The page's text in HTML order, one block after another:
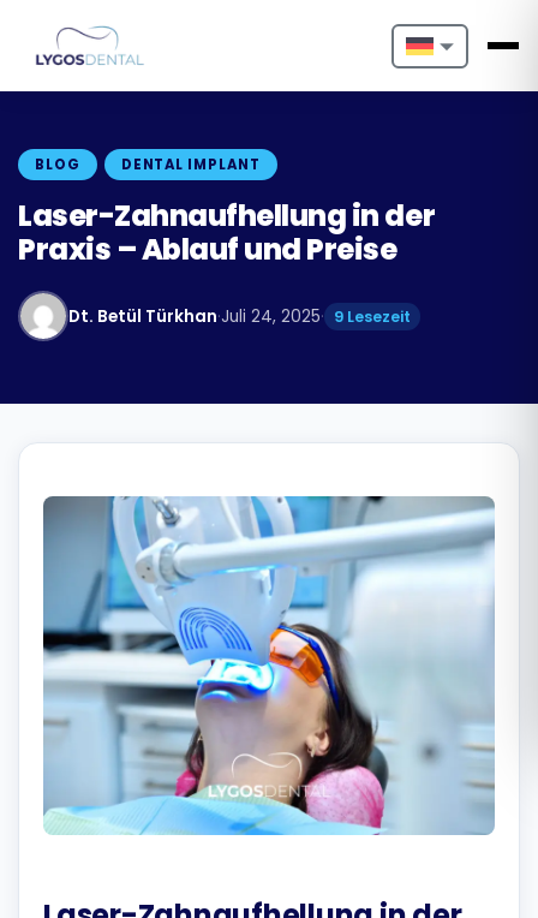
Nederlands
Français
Deutsch
Português
Български
BLOG DENTAL IMPLANT
Laser-Zahnaufhellung in der
Praxis – Ablauf und Preise
Dt. Betül Türkhan·Juli 24, 2025· 9 Lesezeit